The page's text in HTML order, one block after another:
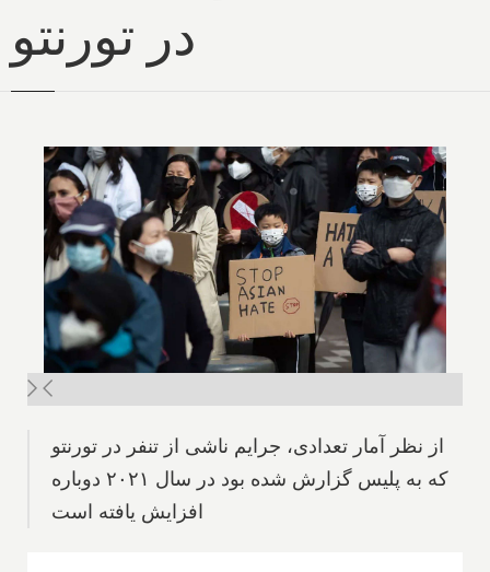
در تورنتو
از نظر آمار تعدادی، جرایم ناشی از تنفر در تورنتو
که به پلیس گزارش شده بود در سال ۲۰۲۱ دوباره
افزایش یافته است